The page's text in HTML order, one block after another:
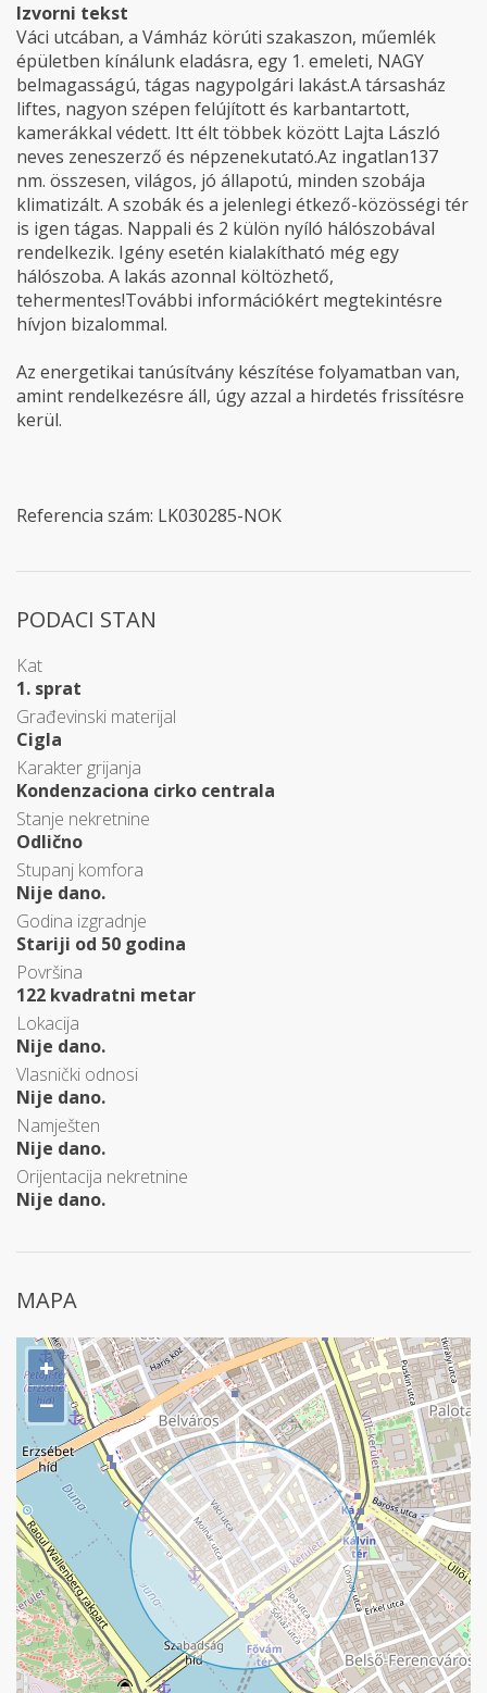
Izvorni tekst
Váci utcában, a Vámház körúti szakaszon, műemlék
épületben kínálunk eladásra, egy 1. emeleti, NAGY
belmagasságú, tágas nagypolgári lakást.A társasház
liftes, nagyon szépen felújított és karbantartott,
kamerákkal védett. Itt élt többek között Lajta László
neves zeneszerző és népzenekutató.Az ingatlan137
nm. összesen, világos, jó állapotú, minden szobája
klimatizált. A szobák és a jelenlegi étkező-közösségi tér
is igen tágas. Nappali és 2 külön nyíló hálószobával
rendelkezik. Igény esetén kialakítható még egy
hálószoba. A lakás azonnal költözhető,
tehermentes!További információkért megtekintésre
hívjon bizalommal.
Az energetikai tanúsítvány készítése folyamatban van,
amint rendelkezésre áll, úgy azzal a hirdetés frissítésre
kerül.
Referencia szám: LK030285-NOK
PODACI STAN
Kat
1. sprat
Građevinski materijal
Cigla
Karakter grijanja
Kondenzaciona cirko centrala
Stanje nekretnine
Odlično
Stupanj komfora
Nije dano.
Godina izgradnje
Stariji od 50 godina
Površina
122 kvadratni metar
Lokacija
Nije dano.
Vlasnički odnosi
Nije dano.
Namješten
Nije dano.
Orijentacija nekretnine
Nije dano.
MAPA
+
−